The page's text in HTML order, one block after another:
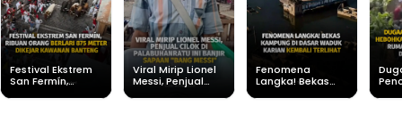
Festival Ekstrem
San Fermín,
Viral Mirip Lionel
Messi, Penjual
Fenomena
Langka! Bekas